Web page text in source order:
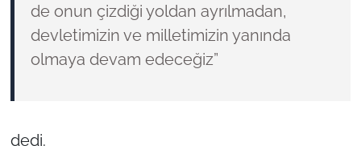
de onun çizdiği yoldan ayrılmadan,
devletimizin ve milletimizin yanında
olmaya devam edeceğiz”
dedi.